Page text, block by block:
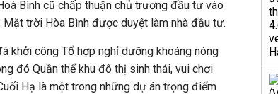
Bình cũ chấp thuận chủ trương đầu tư vào
Mặt trời Hòa Bình được duyệt làm nhà đầu tư.
khởi công Tổ hợp nghỉ dưỡng khoáng nóng
đó Quần thể khu đô thị sinh thái, vui chơi
Hạ là một trong những dự án trọng điểm